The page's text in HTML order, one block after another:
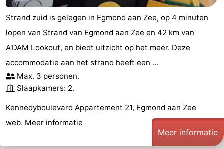
Fietsen
-
Wandelen
-
Paardrijden
-
Golfbanen
-
Surfen
Eten
Strand zuid is gelegen in Egmond aan Zee, op 4 minuten
lopen van Strand van Egmond aan Zee en 42 km van
A'DAM Lookout, en biedt uitzicht op het meer. Deze
accommodatie aan het strand heeft een ...
Max. 3 personen.
Slaapkamers: 2.
Kennedyboulevard Appartement 21, Egmond aan Zee
web. Meer informatie
Meer informatie